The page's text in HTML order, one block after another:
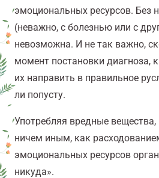
эмоциональных ресурсов. Без
(неважно, с болезнью или с
невозможна. И не так важно,
момент постановки диагноза,
их направить в правильное
ли попусту.
Употребляя вредные
ничем иным, как
эмоциональных ресурсов
никуда».